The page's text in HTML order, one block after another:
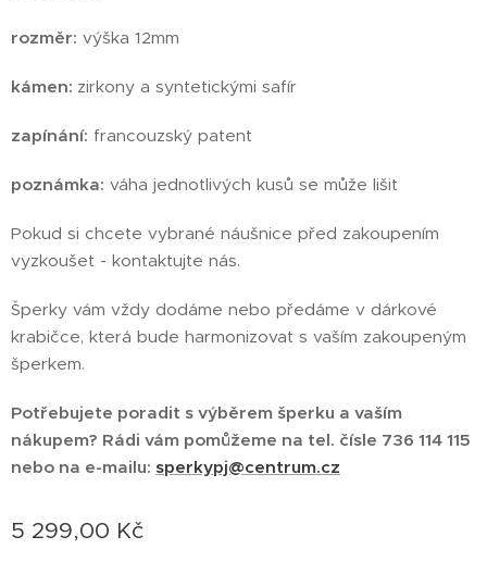
rozměr: výška 12mm
kámen: zirkony a syntetickými safír
zapínání: francouzský patent
poznámka: váha jednotlivých kusů se může lišit
Pokud si chcete vybrané náušnice před zakoupením
vyzkoušet - kontaktujte nás.
Šperky vám vždy dodáme nebo předáme v dárkové
krabičce, která bude harmonizovat s vaším zakoupeným
šperkem.
Potřebujete poradit s výběrem šperku a vaším
nákupem? Rádi vám pomůžeme na tel. čísle 736 114 115
nebo na e-mailu: sperkypj@centrum.cz
5 299,00 Kč